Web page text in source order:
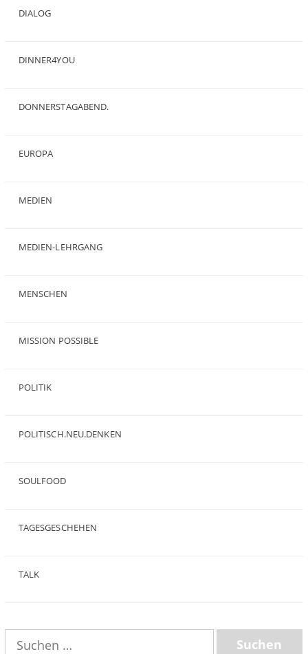
DIALOG
DINNER4YOU
DONNERSTAGABEND.
EUROPA
MEDIEN
MEDIEN-LEHRGANG
MENSCHEN
MISSION POSSIBLE
POLITIK
POLITISCH.NEU.DENKEN
SOULFOOD
TAGESGESCHEHEN
TALK
nach: